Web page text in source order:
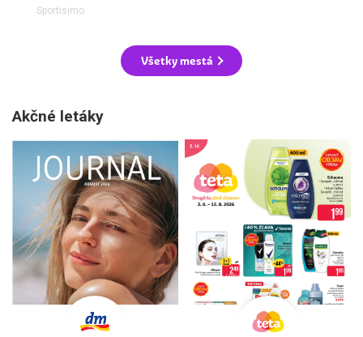
Sportisimo
Všetky mestá
Akčné letáky